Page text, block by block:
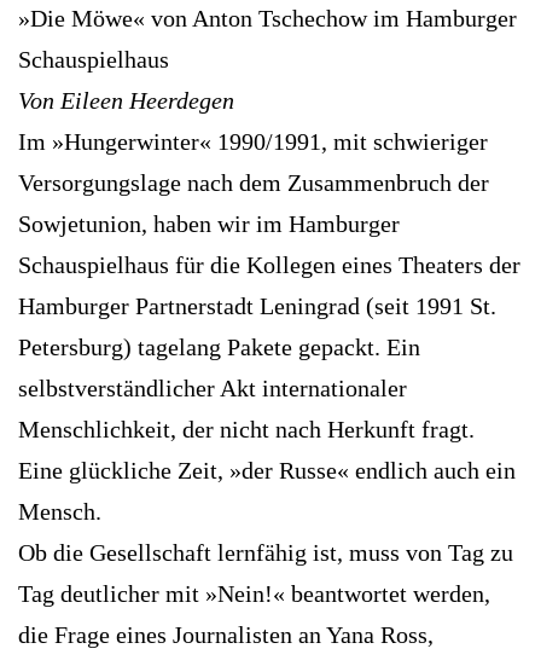
»Die Möwe« von Anton Tschechow im Hamburger
Schauspielhaus
Von Eileen Heerdegen
Im »Hungerwinter« 1990/1991, mit schwieriger
Versorgungslage nach dem Zusammenbruch der
Sowjetunion, haben wir im Hamburger
Schauspielhaus für die Kollegen eines Theaters der
Hamburger Partnerstadt Leningrad (seit 1991 St.
Petersburg) tagelang Pakete gepackt. Ein
selbstverständlicher Akt internationaler
Menschlichkeit, der nicht nach Herkunft fragt.
Eine glückliche Zeit, »der Russe« endlich auch ein
Mensch.
Ob die Gesellschaft lernfähig ist, muss von Tag zu
Tag deutlicher mit »Nein!« beantwortet werden,
die Frage eines Journalisten an Yana Ross,